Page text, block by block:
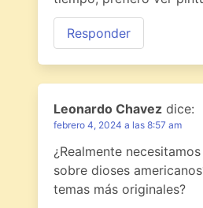
Responder
Leonardo Chavez dice:
febrero 4, 2024 a las 8:57 am
¿Realmente
sobre dioses
temas más originales?